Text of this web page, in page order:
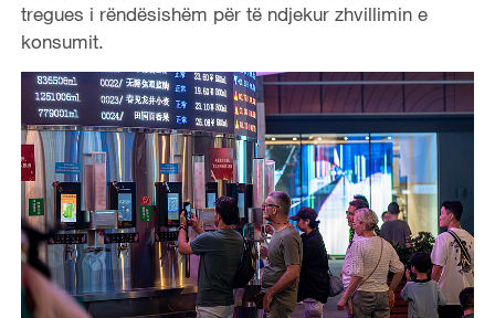
tregues i rëndësishëm për të ndjekur zhvillimin e
konsumit.